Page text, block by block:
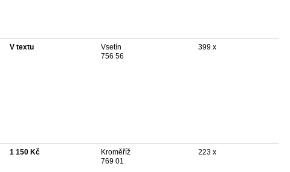
V textu
Vsetín
756 56
399 x
1 150 Kč
Kroměříž
769 01
223 x